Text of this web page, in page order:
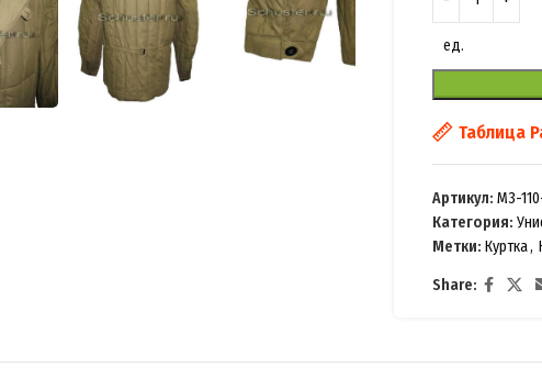
ед.
Таблица
Артикул:M3-
Категория:
Метки: Куртка,
Share: